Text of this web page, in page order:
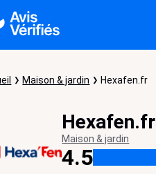
Maison & jardin Hexafen.fr
Hexafen.fr
Maison & jardin
4.5